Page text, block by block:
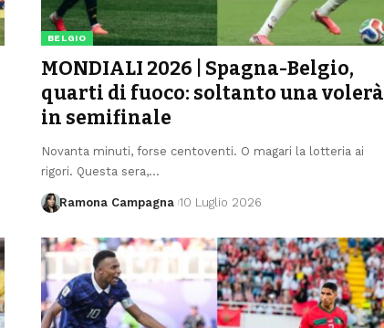
BELGIO
MONDIALI 2026 | Spagna-Belgio,
quarti di fuoco: soltanto una volerà
in semifinale
Novanta minuti, forse centoventi. O magari la lotteria ai
rigori. Questa sera,…
Ramona Campagna 10 Luglio 2026